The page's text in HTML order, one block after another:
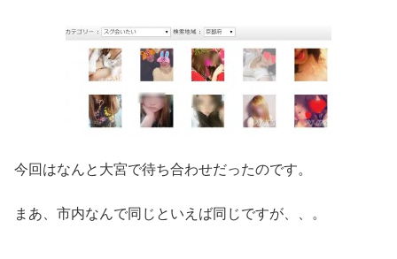
今回はなんと大宮で待ち合わせだったのです。
まあ、市内なんで同じといえば同じですが、、。